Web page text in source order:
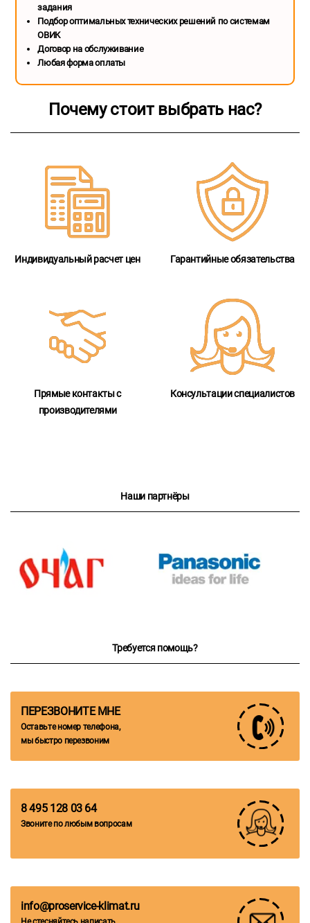
задания
Подбор оптимальных технических решений по системам
ОВИК
Договор на обслуживание
Любая форма оплаты
Почему стоит выбрать нас?
Индивидуальный расчет цен Гарантийные обязательства
Прямые контакты с
производителями
Консультации специалистов
Наши партнёры
Требуется помощь?
ПЕРЕЗВОНИТЕ МНЕ
Оставьте номер телефона,
мы быстро перезвоним
8 495 128 03 64
Звоните по любым вопросам
info@proservice-klimat.ru